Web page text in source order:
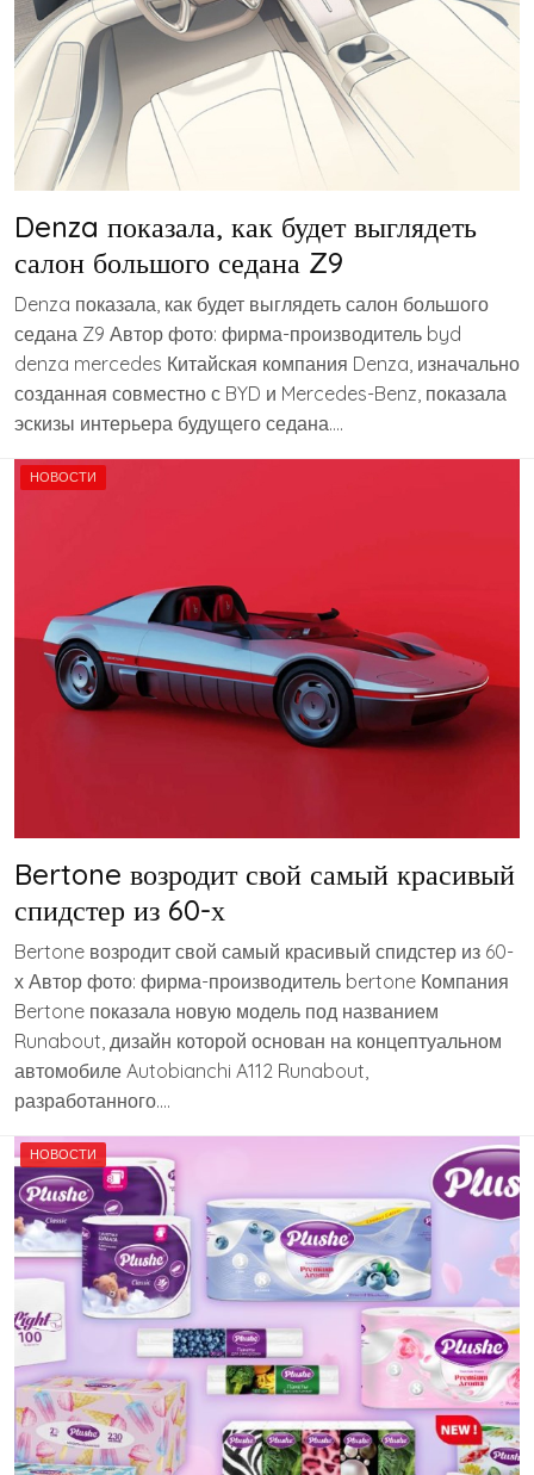
Denza показала, как будет выглядеть
салон большого седана Z9
Denza показала, как будет выглядеть салон большого
седана Z9 Автор фото: фирма-производитель byd
denza mercedes Китайская компания Denza, изначально
созданная совместно с BYD и Mercedes-Benz, показала
эскизы интерьера будущего седана….
НОВОСТИ
Bertone возродит свой самый красивый
спидстер из 60-х
Bertone возродит свой самый красивый спидстер из 60-
х Автор фото: фирма-производитель bertone Компания
Bertone показала новую модель под названием
Runabout, дизайн которой основан на концептуальном
автомобиле Autobianchi A112 Runabout,
разработанного….
НОВОСТИ